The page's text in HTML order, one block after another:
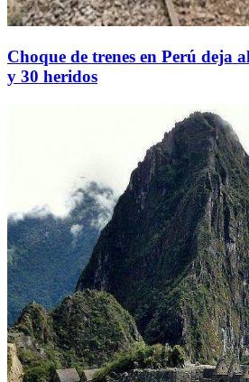
Choque de trenes en Perú deja
y 30 heridos